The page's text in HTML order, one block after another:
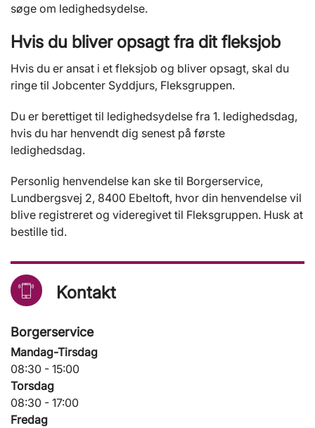
søge om ledighedsydelse.
Hvis du bliver opsagt fra dit fleksjob
Hvis du er ansat i et fleksjob og bliver opsagt, skal du
ringe til Jobcenter Syddjurs, Fleksgruppen.
Du er berettiget til ledighedsydelse fra 1. ledighedsdag,
hvis du har henvendt dig senest på første
ledighedsdag.
Personlig henvendelse kan ske til Borgerservice,
Lundbergsvej 2, 8400 Ebeltoft, hvor din henvendelse vil
blive registreret og videregivet til Fleksgruppen. Husk at
bestille tid.
Kontakt
Borgerservice
Mandag-Tirsdag
08:30 - 15:00
Torsdag
08:30 - 17:00
Fredag